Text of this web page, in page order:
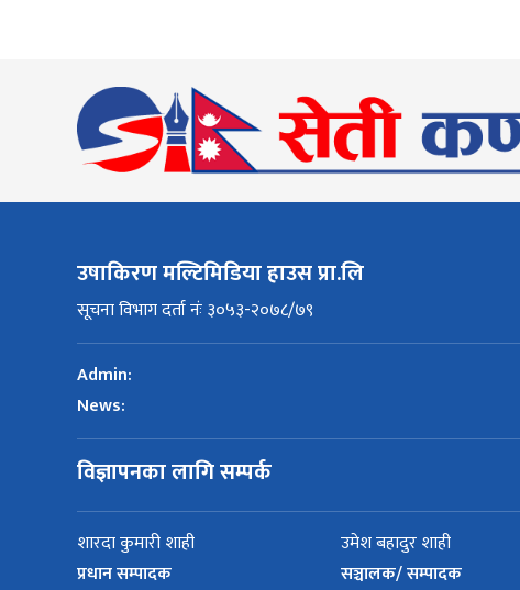
उषाकिरण मल्टिमिडिया हाउस प्रा.लि
सूचना विभाग दर्ता नंः ३०५३-२०७८/७९
Admin:
News:
विज्ञापनका लागि सम्पर्क
शारदा कुमारी शाही
प्रधान सम्पादक
उमेश बहादुर शाही
सञ्चालक/ सम्पादक